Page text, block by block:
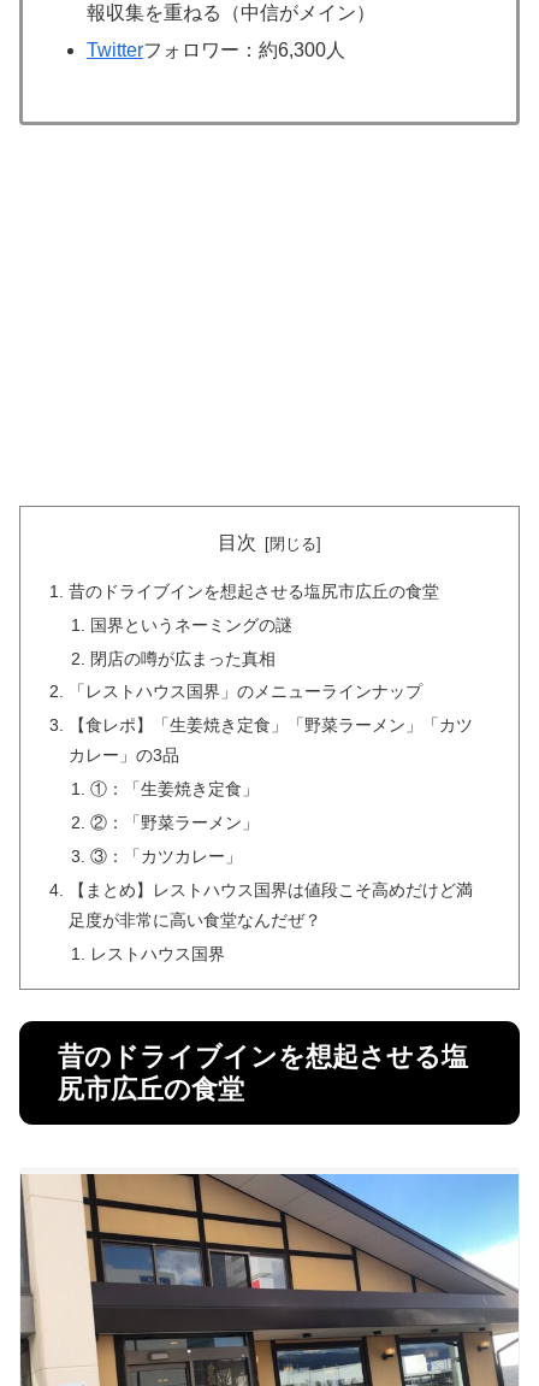
報収集を重ねる（中信がメイン）
Twitterフォロワー：約6,300人
目次
昔のドライブインを想起させる塩尻市広丘の食堂
国界というネーミングの謎
閉店の噂が広まった真相
「レストハウス国界」のメニューラインナップ
【食レポ】「生姜焼き定食」「野菜ラーメン」「カツ
カレー」の3品
①：「生姜焼き定食」
②：「野菜ラーメン」
③：「カツカレー」
【まとめ】レストハウス国界は値段こそ高めだけど満
足度が非常に高い食堂なんだぜ？
レストハウス国界
昔のドライブインを想起させる塩
尻市広丘の食堂